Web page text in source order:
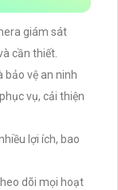
giám sát
cần thiết.
bảo vệ an ninh
vụ, cải thiện
lợi ích, bao
dõi mọi hoạt